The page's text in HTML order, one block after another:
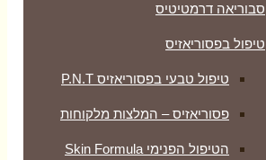
סבוריאה דרמטיטיס
טיפול בפסוריאזיס
טיפול טבעי בפסוריאזיס P.N.T
פסוריאזיס – המלצות מלקוחות
הטיפול הפנימי Skin Formula